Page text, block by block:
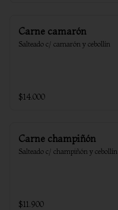
Carne camarón
Salteado c/ camarón y cebollín
$14.000
Carne champiñón
Salteado c/ champiñón y cebollín
$11.900